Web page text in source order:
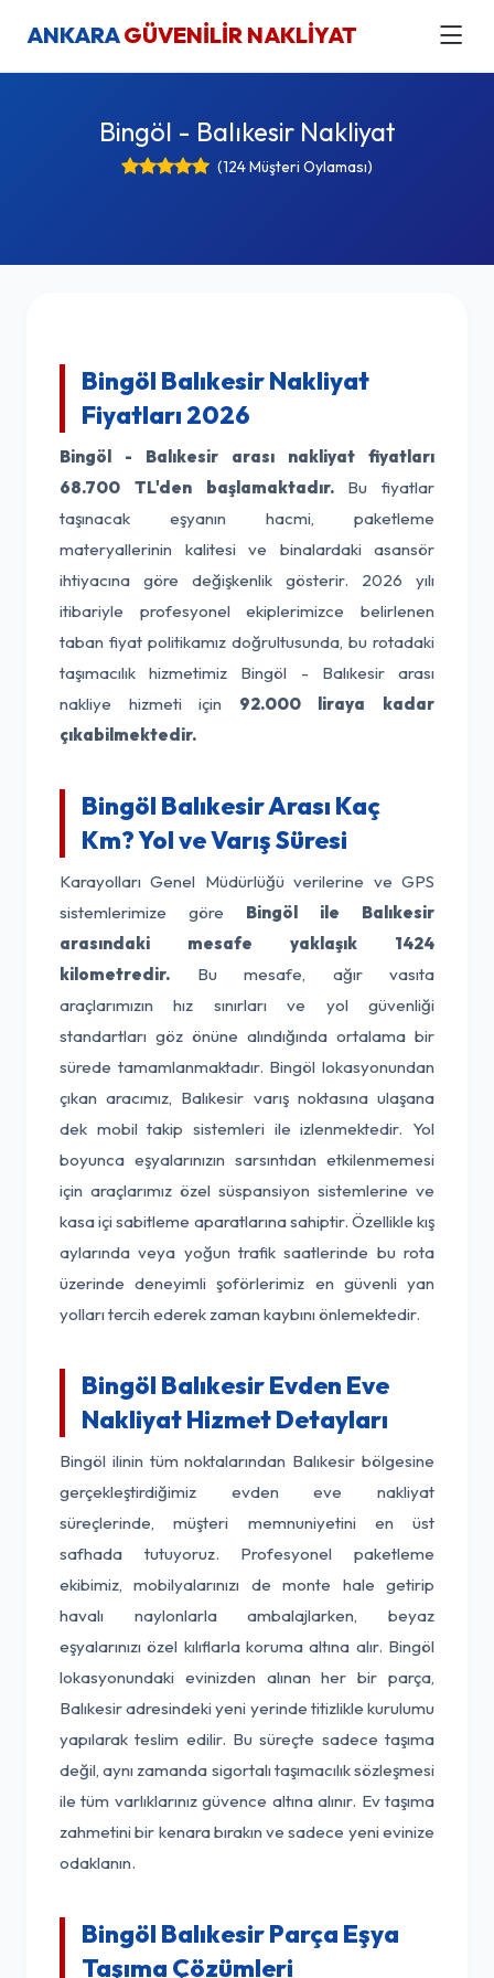
ANKARAGÜVENİLİR NAKLİYAT
Bingöl - Balıkesir Nakliyat
(124 Müşteri Oylaması)
Bingöl Balıkesir Nakliyat
Fiyatları 2026
Bingöl - Balıkesir arası nakliyat fiyatları
68.700 TL'den başlamaktadır.Bu fiyatlar
taşınacak eşyanın hacmi, paketleme
materyallerinin kalitesi ve binalardaki asansör
ihtiyacına göre değişkenlik gösterir. 2026 yılı
itibariyle profesyonel ekiplerimizce belirlenen
taban fiyat politikamız doğrultusunda, bu rotadaki
taşımacılık hizmetimiz Bingöl - Balıkesir arası
nakliye hizmeti için 92.000 liraya kadar
çıkabilmektedir.
Bingöl Balıkesir Arası Kaç
Km? Yol ve Varış Süresi
Karayolları Genel Müdürlüğü verilerine ve GPS
sistemlerimize göre Bingöl ile Balıkesir
arasındaki mesafe yaklaşık 1424
kilometredir. Bu mesafe, ağır vasıta
araçlarımızın hız sınırları ve yol güvenliği
standartları göz önüne alındığında ortalama bir
sürede tamamlanmaktadır. Bingöl lokasyonundan
çıkan aracımız, Balıkesir varış noktasına ulaşana
dek mobil takip sistemleri ile izlenmektedir. Yol
boyunca eşyalarınızın sarsıntıdan etkilenmemesi
için araçlarımız özel süspansiyon sistemlerine ve
kasa içi sabitleme aparatlarına sahiptir. Özellikle kış
aylarında veya yoğun trafik saatlerinde bu rota
üzerinde deneyimli şoförlerimiz en güvenli yan
yolları tercih ederek zaman kaybını önlemektedir.
Bingöl Balıkesir Evden Eve
Nakliyat Hizmet Detayları
Bingöl ilinin tüm noktalarından Balıkesir bölgesine
gerçekleştirdiğimiz evden eve nakliyat
süreçlerinde, müşteri memnuniyetini en üst
safhada tutuyoruz. Profesyonel paketleme
ekibimiz, mobilyalarınızı de monte hale getirip
havalı naylonlarla ambalajlarken, beyaz
eşyalarınızı özel kılıflarla koruma altına alır. Bingöl
lokasyonundaki evinizden alınan her bir parça,
Balıkesir adresindeki yeni yerinde titizlikle kurulumu
yapılarak teslim edilir. Bu süreçte sadece taşıma
değil, aynı zamanda sigortalı taşımacılık sözleşmesi
ile tüm varlıklarınız güvence altına alınır. Ev taşıma
zahmetini bir kenara bırakın ve sadece yeni evinize
odaklanın.
Bingöl Balıkesir Parça Eşya
Taşıma Çözümleri